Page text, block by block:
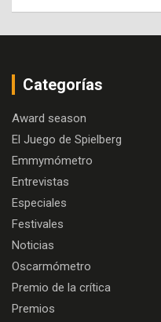
Categorías
Award season
El Juego de Spielberg
Emmymómetro
Entrevistas
Especiales
Festivales
Noticias
Oscarmómetro
Premio de la crítica
Premios